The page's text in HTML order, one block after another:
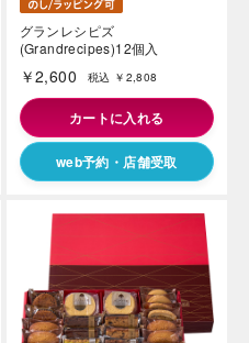
グランレシピズ
(Grandrecipes)12個入
￥2,600 税込 ￥2,808
カートに入れる
web予約・店舗受取